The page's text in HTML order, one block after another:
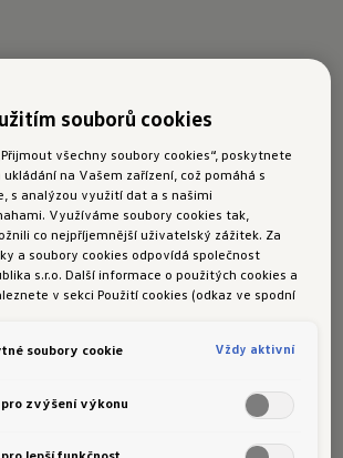
+Tyres
+Tyres jsou speciálně vyvinuty
modely Volkswagen ve
výrobci pneumatik.
kvalitní pneumatiky, které
vlastnostem daného
a zajišťují špičkový výkon na
pneumatiky vyrobené výrobcem
podle takzvaného kódu OE - kde
"Original Equipment", tedy
souborů cookies
všechny soubory cookies“, poskytnete
na Vašem zařízení, což pomáhá s
s analýzou využití dat a s našimi
Využíváme soubory cookies tak,
co nejpříjemnější uživatelský zážitek. Za
a soubory cookies odpovídá společnost
s.r.o. Další informace o použitých cookies a
v sekci Použití cookies (odkaz ve spodní
soubory cookie Vždy aktivní
zvýšení výkonu